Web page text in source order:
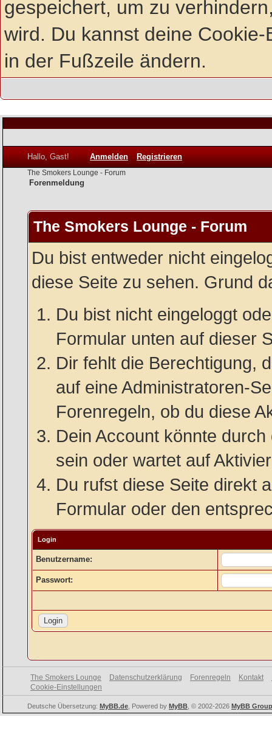
gespeichert, um zu
wird. Du kannst deine
in der Fußzeile ändern.
Hallo, Gast! Anmelden Registrieren
The Smokers Lounge - Forum
Forenmeldung
The Smokers Lounge - Forum
Du bist entweder nicht
diese Seite zu sehen. Grund
Du bist nicht eingeloggt
Formular unten auf dieser
Dir fehlt die Berechtigung,
auf eine Administratoren-
Forenregeln, ob du diese
Dein Account könnte
sein oder wartet auf
Du rufst diese Seite direkt
Formular oder den
Login
Benutzername:
Passwort:
The Smokers Lounge Datenschutzerklärung Forenregeln Kontakt
Cookie-Einstellungen
Deutsche Übersetzung: MyBB.de , Powered by MyBB , © 2002-2026 MyBB Group